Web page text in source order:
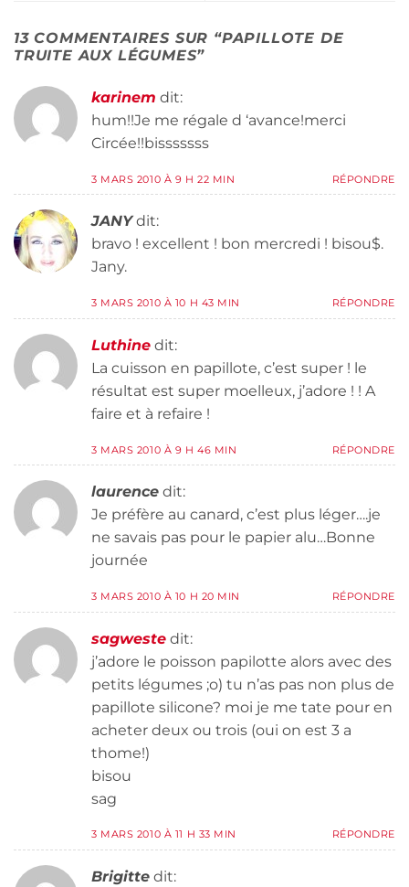
13 COMMENTAIRES SUR “PAPILLOTE DE
TRUITE AUX LÉGUMES”
karinem dit:
hum!!Je me régale d ‘avance!merci
Circée!!bisssssss
3 MARS 2010 À 9 H 22 MIN RÉPONDRE
JANY dit:
bravo ! excellent ! bon mercredi ! bisou$.
Jany.
3 MARS 2010 À 10 H 43 MIN RÉPONDRE
Luthine dit:
La cuisson en papillote, c’est super ! le
résultat est super moelleux, j’adore ! ! A
faire et à refaire !
3 MARS 2010 À 9 H 46 MIN RÉPONDRE
laurence dit:
Je préfère au canard, c’est plus léger….je
ne savais pas pour le papier alu…Bonne
journée
3 MARS 2010 À 10 H 20 MIN RÉPONDRE
sagweste dit:
j’adore le poisson papilotte alors avec des
petits légumes ;o) tu n’as pas non plus de
papillote silicone? moi je me tate pour en
acheter deux ou trois (oui on est 3 a
thome!)
bisou
sag
3 MARS 2010 À 11 H 33 MIN RÉPONDRE
Brigitte dit: